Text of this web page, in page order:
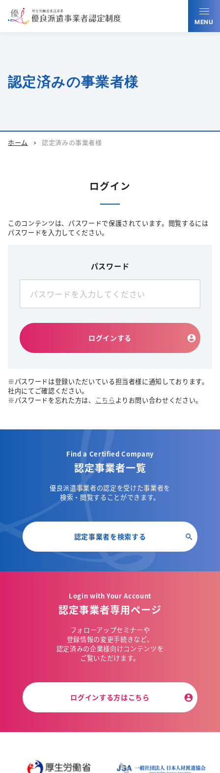
MENU
認定済みの事業者様
ホーム chevron_right 認定済みの事業者様
ログイン
このコンテンツは、パスワードで保護されています。閲覧するには
パスワードを入力してください。
パスワード
ログインする
※パスワードは登録いただいている担当者様に通知しております。
社内にてご確認ください。
※パスワードを忘れた方は、
こちら よりお問い合わせください。
Find a Certified Company
認定事業者一覧
優良派遣事業者の認定を受けた事業者を
検索・閲覧することができます。
認定事業者を検索する
Login with Your Account
認定事業者専用ページ
フォローアップセミナーや
登録情報の変更手続きなど、
認定済みの企業様向けコンテンツを
ご覧いただけます。
ログインする方はこちら